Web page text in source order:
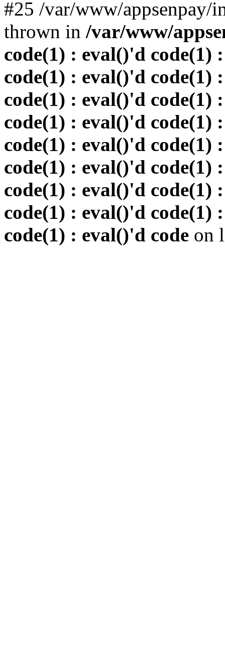
#25 /var/www/
thrown in /var/www/
code(1) : eval()'d code(1)
code(1) : eval()'d code(1)
code(1) : eval()'d code(1)
code(1) : eval()'d code(1)
code(1) : eval()'d code(1)
code(1) : eval()'d code(1)
code(1) : eval()'d code(1)
code(1) : eval()'d code(1)
code(1) : eval()'d code on